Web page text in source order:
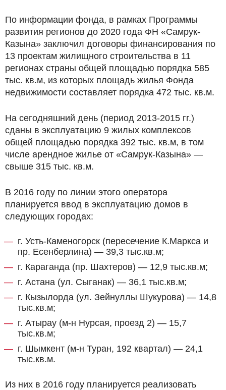
По информации фонда, в рамках Программы
развития регионов до 2020 года ФН «Самрук-
Казына» заключил договоры финансирования по
13 проектам жилищного строительства в 11
регионах страны общей площадью порядка 585
тыс. кв.м, из которых площадь жилья Фонда
недвижимости составляет порядка 472 тыс. кв.м.
На сегодняшний день (период 2013-2015 гг.)
сданы в эксплуатацию 9 жилых комплексов
общей площадью порядка 392 тыс. кв.м, в том
числе арендное жилье от «Самрук-Казына» —
свыше 315 тыс. кв.м.
В 2016 году по линии этого оператора
планируется ввод в эксплуатацию домов в
следующих городах:
г. Усть-Каменогорск (пересечение К.Маркса и
пр. Есенберлина) — 39,3 тыс.кв.м;
г. Караганда (пр. Шахтеров) — 12,9 тыс.кв.м;
г. Астана (ул. Сыганак) — 36,1 тыс.кв.м;
г. Кызылорда (ул. Зейнуллы Шукурова) — 14,8
тыс.кв.м;
г. Атырау (м-н Нурсая, проезд 2) — 15,7
тыс.кв.м;
г. Шымкент (м-н Туран, 192 квартал) — 24,1
тыс.кв.м.
Из них в 2016 году планируется реализовать